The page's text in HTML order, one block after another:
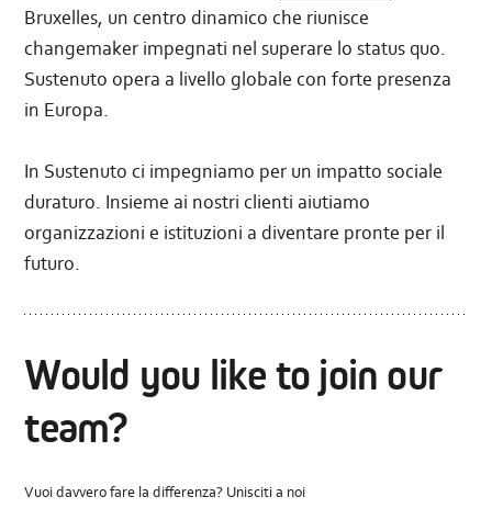
Bruxelles, un centro dinamico che riunisce
changemaker impegnati nel superare lo status quo.
Sustenuto opera a livello globale con forte presenza
in Europa.
In Sustenuto ci impegniamo per un impatto sociale
duraturo. Insieme ai nostri clienti aiutiamo
organizzazioni e istituzioni a diventare pronte per il
futuro.
Would you like to join our
team?
Vuoi davvero fare la differenza? Unisciti a noi